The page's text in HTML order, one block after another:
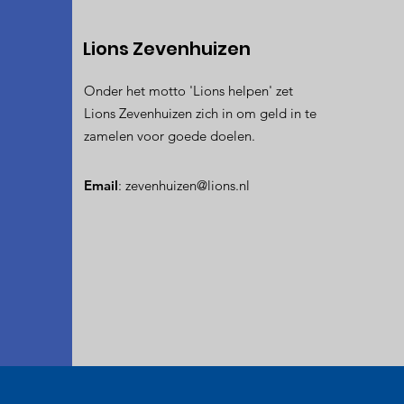
Lions Zevenhuizen
Onder het motto 'Lions helpen' zet
Lions Zevenhuizen zich in om geld in te
zamelen voor goede doelen.
Email: zevenhuizen@lions.nl